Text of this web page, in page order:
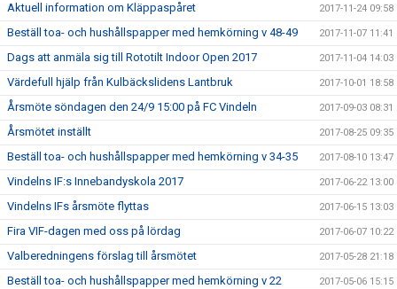
Aktuell information om Kläppaspåret 2017-11-24 09:58
Beställ toa- och hushållspapper med hemkörning v 48-49 2017-11-07 11:41
Dags att anmäla sig till Rototilt Indoor Open 2017 2017-11-04 14:03
Värdefull hjälp från Kulbäckslidens Lantbruk 2017-10-01 18:58
Årsmöte söndagen den 24/9 15:00 på FC Vindeln 2017-09-03 08:31
Årsmötet inställt 2017-08-25 09:35
Beställ toa- och hushållspapper med hemkörning v 34-35 2017-08-10 13:47
Vindelns IF:s Innebandyskola 2017 2017-06-22 13:00
Vindelns IFs årsmöte flyttas 2017-06-15 13:03
Fira VIF-dagen med oss på lördag 2017-06-07 10:22
Valberedningens förslag till årsmötet 2017-05-28 21:18
Beställ toa- och hushållspapper med hemkörning v 22 2017-05-06 15:15